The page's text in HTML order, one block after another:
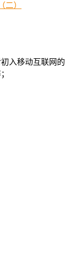
二）
入移动互联网的